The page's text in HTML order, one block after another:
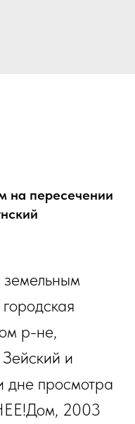
на пересечении
р-не,
и
дне просмотра
2003